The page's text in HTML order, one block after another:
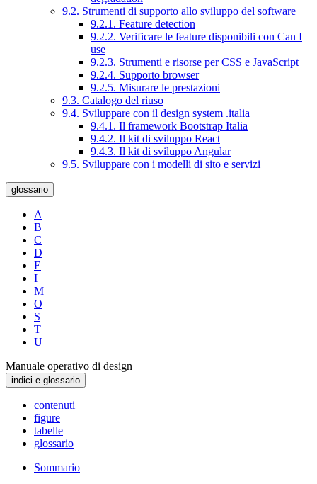
9.2. Strumenti di supporto allo sviluppo del software
9.2.1. Feature detection
9.2.2. Verificare le feature disponibili con Can I
use
9.2.3. Strumenti e risorse per CSS e JavaScript
9.2.4. Supporto browser
9.2.5. Misurare le prestazioni
9.3. Catalogo del riuso
9.4. Sviluppare con il design system .italia
9.4.1. Il framework Bootstrap Italia
9.4.2. Il kit di sviluppo React
9.4.3. Il kit di sviluppo Angular
9.5. Sviluppare con i modelli di sito e servizi
glossario
A
B
C
D
E
I
M
O
S
T
U
Manuale operativo di design
indici e glossario
contenuti
figure
tabelle
glossario
Sommario